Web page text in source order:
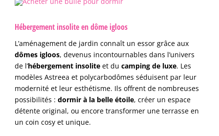
Hébergement insolite en dôme igloos
L’aménagement de jardin connaît un essor grâce aux
dômes igloos, devenus incontournables dans l’univers
de l’hébergement insolite et du camping de luxe. Les
modèles Astreea et polycarbodômes séduisent par leur
modernité et leur esthétisme. Ils offrent de nombreuses
possibilités : dormir à la belle étoile, créer un espace
détente original, ou encore transformer une terrasse en
un coin cosy et unique.